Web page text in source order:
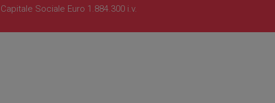
Sociale Euro 1.884.300 i.v.